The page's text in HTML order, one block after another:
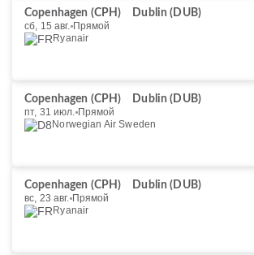
Copenhagen (CPH)
Dublin (DUB)
сб, 15 авг. Прямой
Ryanair
Copenhagen (CPH)
Dublin (DUB)
пт, 31 июл. Прямой
Norwegian Air Sweden
Copenhagen (CPH)
Dublin (DUB)
вс, 23 авг. Прямой
Ryanair